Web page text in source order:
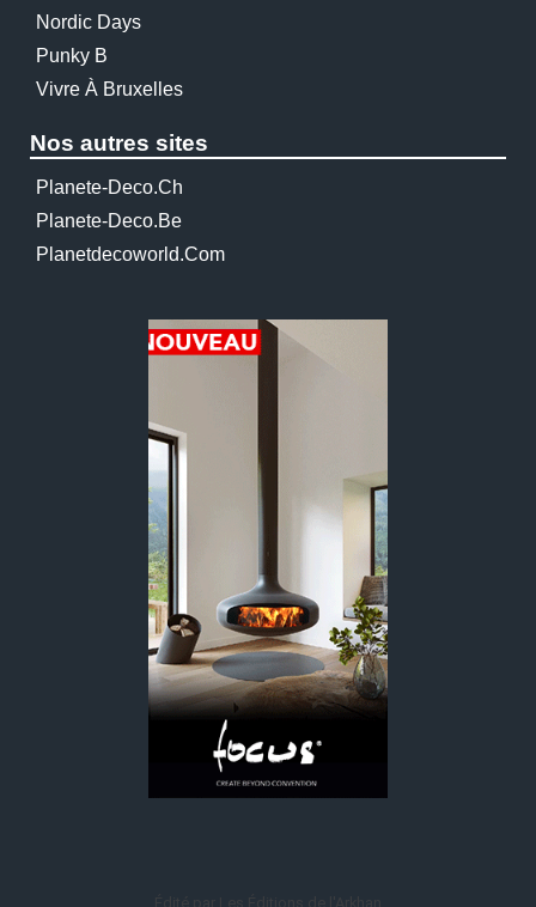
Nordic Days
Punky B
Vivre À Bruxelles
Nos autres sites
Planete-Deco.ch
Planete-Deco.be
Planetdecoworld.com